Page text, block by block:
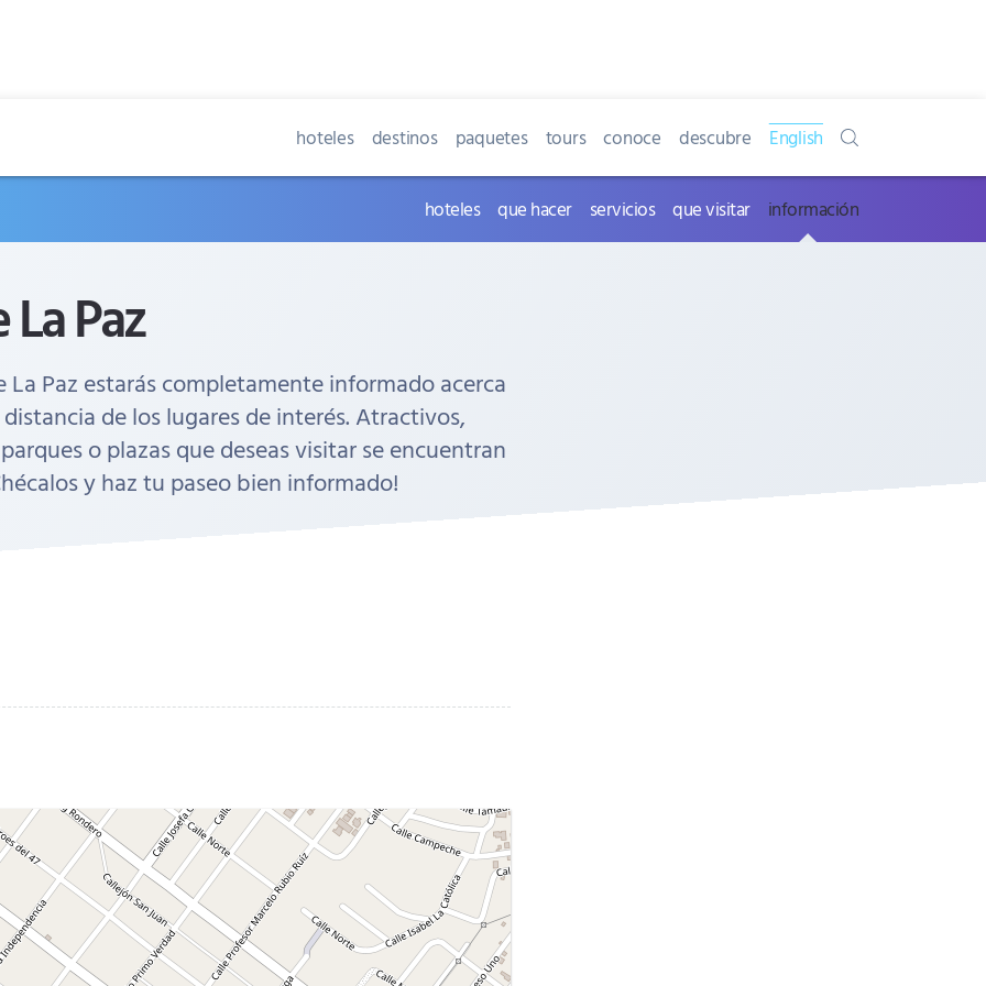
hoteles destinos paquetes tours conoce descubre English
hoteles que hacer servicios que visitar información
Paz
La Paz estarás completamente informado acerca
de los lugares de interés. Atractivos,
o plazas que deseas visitar se encuentran
y haz tu paseo bien informado!